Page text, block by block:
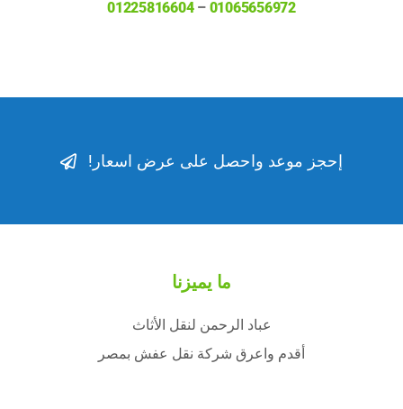
نقل عفش القاهرة
01065656972
–
01225816604
إحجز موعد واحصل على عرض اسعار!
ما يميزنا
عباد الرحمن لنقل الأثاث
أقدم واعرق شركة نقل عفش بمصر